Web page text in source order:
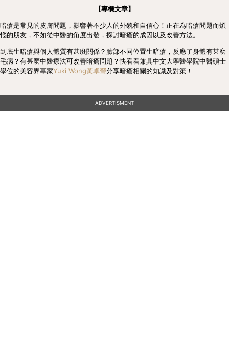
【專欄文章】
暗瘡是常見的皮膚問題，影響著不少人的外貌和自信心！正在為暗瘡問題而煩
惱的朋友，不如從中醫的角度出發，探討暗瘡的成因以及改善方法。
到底生暗瘡與個人體質有甚麼關係？臉部不同位置生暗瘡，反應了身體有甚麼
毛病？有甚麼中醫療法可改善暗瘡問題？快看看兼具中文大學醫學院中醫碩士
學位的美容界專家Yuki Wong黃卓瑩分享暗瘡相關的知識及對策！
ADVERTISMENT